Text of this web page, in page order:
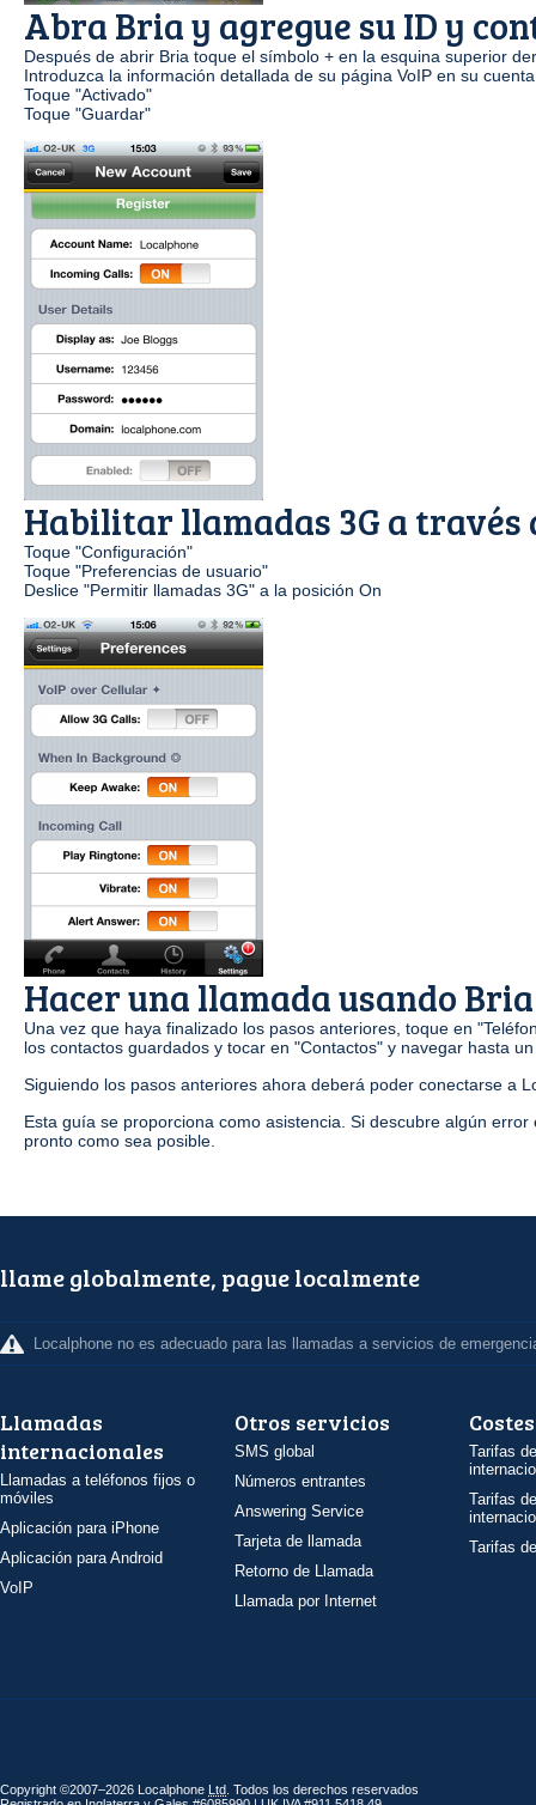
Abra Bria y agregue su ID y
Después de abrir Bria toque el símbolo + en la esquina superior
Introduzca la información detallada de su página VoIP en su
Toque "Activado"
Toque "Guardar"
Habilitar llamadas 3G a través
Toque "Configuración"
Toque "Preferencias de usuario"
Deslice "Permitir llamadas 3G" a la posición On
Hacer una llamada usando Bria
Una vez que haya finalizado los pasos anteriores, toque en
los contactos guardados y tocar en "Contactos" y navegar hasta
Siguiendo los pasos anteriores ahora deberá poder conectarse a
Esta guía se proporciona como asistencia. Si descubre algún
pronto como sea posible.
llame globalmente, pague localmente
Localphone no es adecuado para las llamadas a servicios de
Llamadas
internacionales
Llamadas a teléfonos fijos o
móviles
Aplicación para iPhone
Aplicación para Android
VoIP
Otros servicios
SMS global
Números entrantes
Answering Service
Tarjeta de llamada
Retorno de Llamada
Llamada por Internet
Costes
Tarifas
Tarifas
Tarifas
Copyright ©2007–2026 Localphone Ltd . Todos los derechos reservados